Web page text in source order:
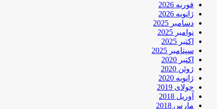
فوریه 2026
ژانویه 2026
دسامبر 2025
نوامبر 2025
اکتبر 2025
سپتامبر 2025
اکتبر 2020
ژوئن 2020
ژانویه 2020
جولای 2019
آوریل 2018
مارس 2018